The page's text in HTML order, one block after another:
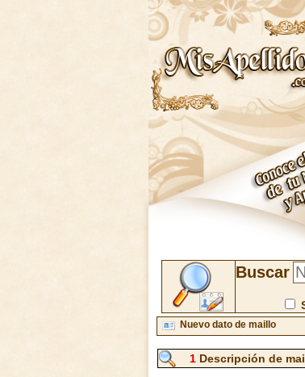
Buscar
Nuevo dato de maillo
1 Descripción de